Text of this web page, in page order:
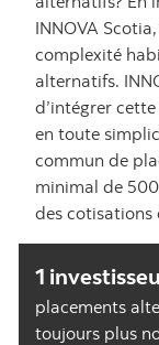
INNOVA
complexité
alternatifs.
d’intégrer
en toute
commun de
minimal de
des cotisations
1
placements
toujours plus